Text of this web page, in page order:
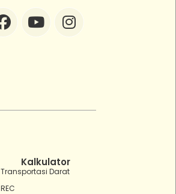
Kalkulator
Transportasi Darat
REC